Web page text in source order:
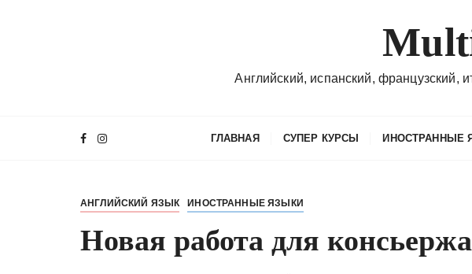
Английский, испанский, французский,
ГЛАВНАЯ СУПЕР КУРСЫ ИНОСТРАННЫЕ
АНГЛИЙСКИЙ ЯЗЫК ИНОСТРАННЫЕ ЯЗЫКИ
Новая работа для консьержа